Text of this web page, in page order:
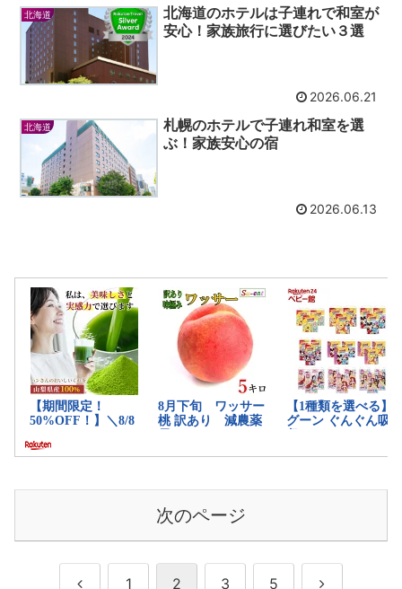
北海道
北海道のホテルは子連れで和室が
安心！家族旅行に選びたい３選
2026.06.21
北海道
札幌のホテルで子連れ和室を選
ぶ！家族安心の宿
2026.06.13
次のページ
前 1 2 3 5 次